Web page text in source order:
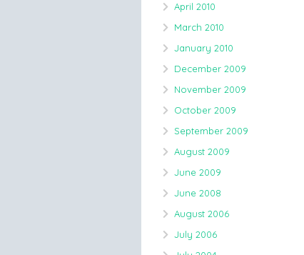
April 2010
March 2010
January 2010
December 2009
November 2009
October 2009
September 2009
August 2009
June 2009
June 2008
August 2006
July 2006